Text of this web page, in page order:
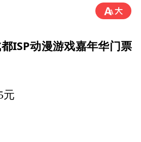
ISP动漫游戏嘉年华门票
元